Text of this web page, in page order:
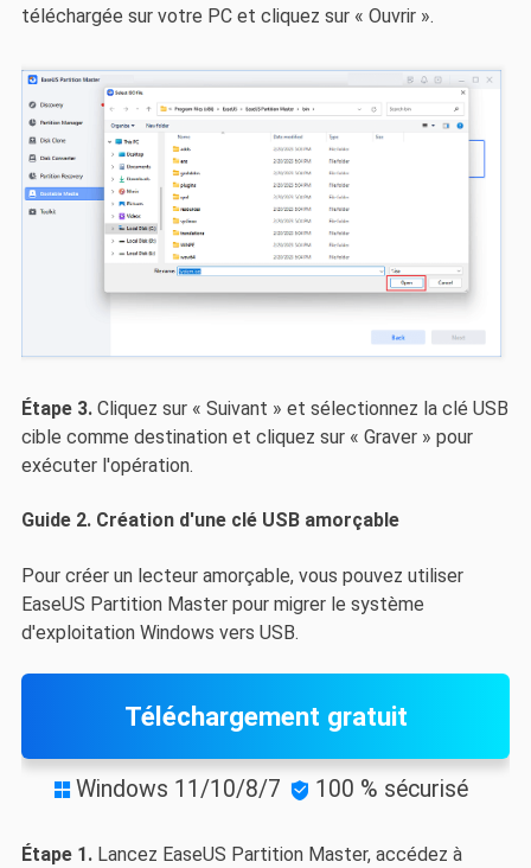
téléchargée sur votre PC et cliquez sur « Ouvrir ».
Étape 3.Cliquez sur « Suivant » et sélectionnez la clé USB
cible comme destination et cliquez sur « Graver » pour
exécuter l'opération.
Guide 2. Création d'une clé USB amorçable
Pour créer un lecteur amorçable, vous pouvez utiliser
EaseUS Partition Master pour migrer le système
d'exploitation Windows vers USB.
Téléchargement gratuit
 Windows 11/10/8/7  100 % sécurisé
Étape 1.Lancez EaseUS Partition Master, accédez à